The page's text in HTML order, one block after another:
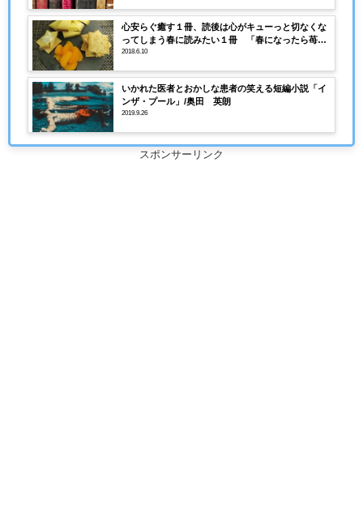
心安らぐ癒す１冊、読後は心がキューっと切なくな
ってしまう春に読みたい１冊 「春になったら苺を
摘みに」
2018.6.10
いかれた医者とおかしな患者の笑える短編小説「イ
ンザ・プール」/奥田 英朗
2019.9.26
スポンサーリンク